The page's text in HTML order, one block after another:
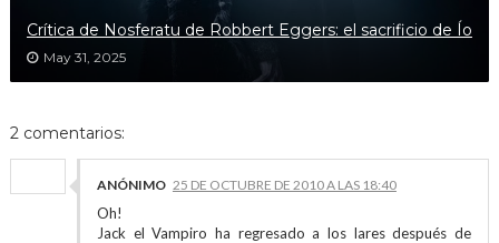
Crítica de Nosferatu de Robbert Eggers: el sacrificio de Ío
May 31, 2025
2 comentarios:
ANÓNIMO 25 DE OCTUBRE DE 2010 A LAS 18:40
Oh!
Jack el Vampiro ha regresado a los lares después de